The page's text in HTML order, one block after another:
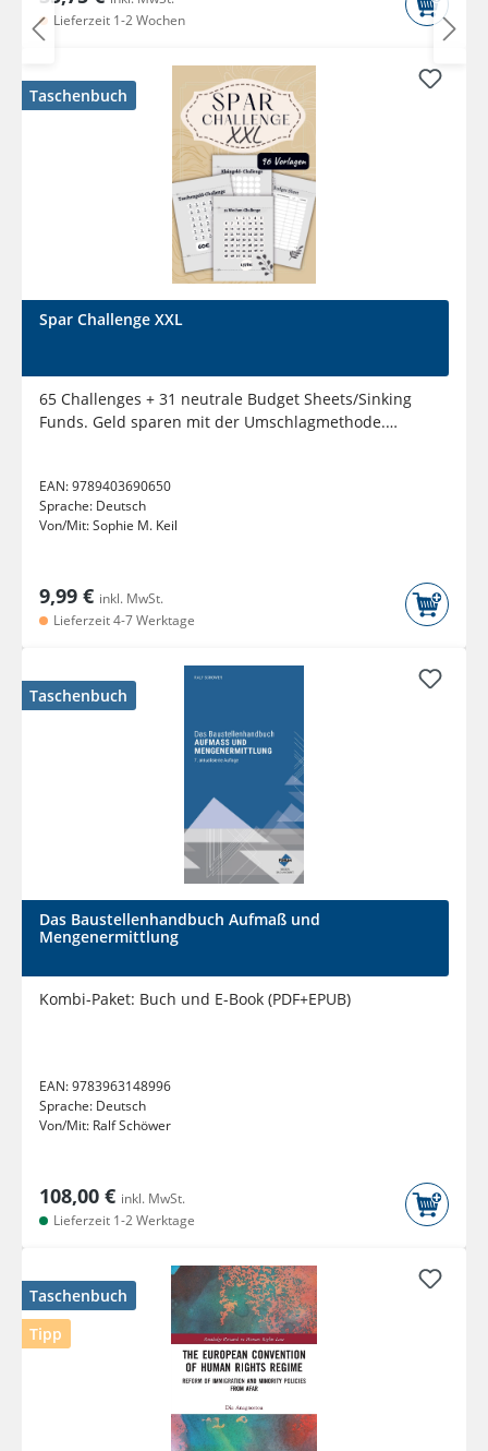
Lieferzeit 1-2 Wochen
Taschenbuch
Spar Challenge XXL
65 Challenges + 31 neutrale Budget Sheets/Sinking
Funds. Geld sparen mit der Umschlagmethode.
EAN:9789403690650
Sprache: Deutsch
Von/Mit:Sophie M. Keil
9,99 € inkl. MwSt.
Lieferzeit 4-7 Werktage
Taschenbuch
Das Baustellenhandbuch Aufmaß und
Mengenermittlung
Kombi-Paket: Buch und E-Book (PDF+EPUB)
EAN:9783963148996
Sprache: Deutsch
Von/Mit: Ralf Schöwer
108,00 € inkl. MwSt.
Lieferzeit 1-2 Werktage
Taschenbuch
Tipp